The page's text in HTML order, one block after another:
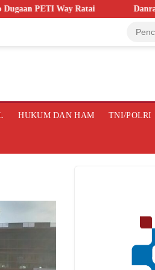
Way Ratai Danramil 1209-
HUKUM DAN HAM TNI/POLRI